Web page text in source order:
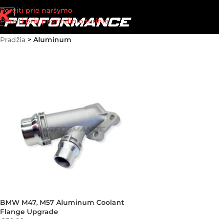
Pereiti prie naršymo
Pereiti prie pagrindinio turinio
Pradžia > Aluminum
BMW M47, M57 Aluminum Coolant
Flange Upgrade